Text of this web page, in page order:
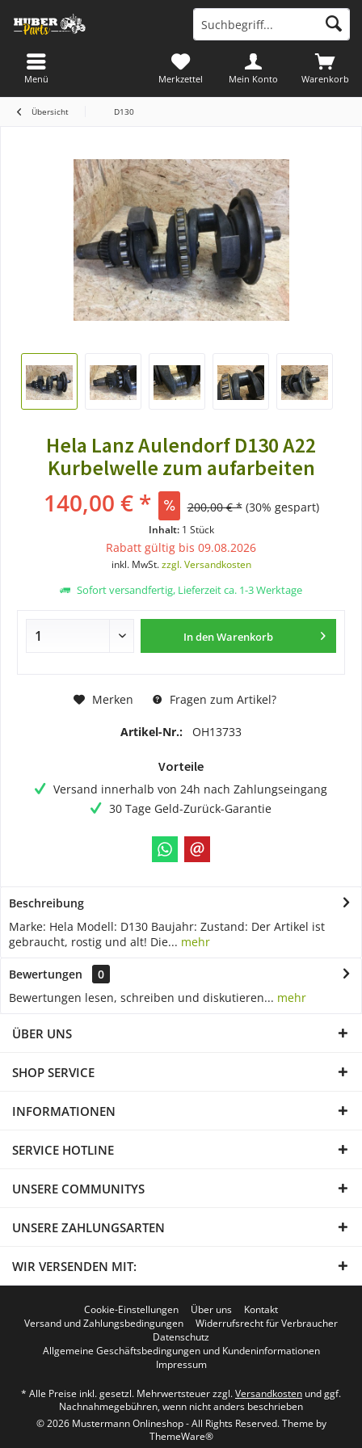
Warenkorb
Merkzettel Mein Konto
Menü
Übersicht D130
Hela Lanz Aulendorf D130 A22
Kurbelwelle zum aufarbeiten
140,00 € * 200,00 € * (30% gespart)
Inhalt: 1 Stück
Rabatt gültig bis 09.08.2026
inkl. MwSt.zzgl. Versandkosten
Sofort versandfertig, Lieferzeit ca. 1-3 Werktage
In denWarenkorb
Merken Fragen zum Artikel?
Artikel-Nr.: OH13733
Vorteile
Versand innerhalb von 24h nach Zahlungseingang
30 Tage Geld-Zurück-Garantie
Beschreibung
Marke: Hela Modell: D130 Baujahr: Zustand: Der Artikel ist
gebraucht, rostig und alt! Die... mehr
Bewertungen
0
Bewertungen lesen, schreiben und diskutieren... mehr
ÜBER UNS
SHOP SERVICE
INFORMATIONEN
SERVICE HOTLINE
UNSERE COMMUNITYS
UNSERE ZAHLUNGSARTEN
WIR VERSENDEN MIT:
Cookie-Einstellungen Über uns
Kontakt
Versand und Zahlungsbedingungen
Widerrufsrecht für Verbraucher
Datenschutz
Allgemeine Geschäftsbedingungen und Kundeninformationen
Impressum
* Alle Preise inkl. gesetzl. Mehrwertsteuer zzgl.Versandkosten und ggf.
Nachnahmegebühren, wenn nicht anders beschrieben
© 2026 Mustermann Onlineshop - All Rights Reserved. Theme by
ThemeWare®